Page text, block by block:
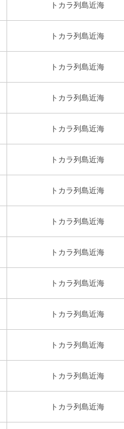
トカラ列島近海
トカラ列島近海
トカラ列島近海
トカラ列島近海
トカラ列島近海
トカラ列島近海
トカラ列島近海
トカラ列島近海
トカラ列島近海
トカラ列島近海
トカラ列島近海
トカラ列島近海
トカラ列島近海
トカラ列島近海